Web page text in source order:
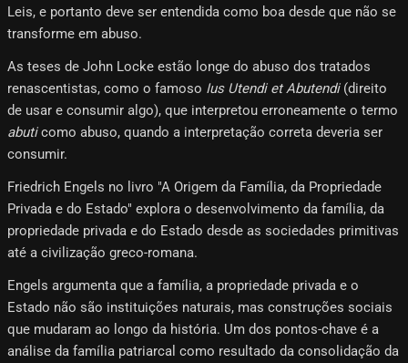
Leis, e portanto deve ser entendida como boa desde que não se
transforme em abuso.
As teses de John Locke estão longe do abuso dos tratados
renascentistas, como o famoso Ius Utendi et Abutendi(direito
de usar e consumir algo), que interpretou erroneamente o termo
abuticomo abuso, quando a interpretação correta deveria ser
consumir.
Friedrich Engels no livro "A Origem da Família, da Propriedade
Privada e do Estado" explora o desenvolvimento da família, da
propriedade privada e do Estado desde as sociedades primitivas
até a civilização greco-romana.
Engels argumenta que a família, a propriedade privada e o
Estado não são instituições naturais, mas construções sociais
que mudaram ao longo da história. Um dos pontos-chave é a
análise da família patriarcal como resultado da consolidação da